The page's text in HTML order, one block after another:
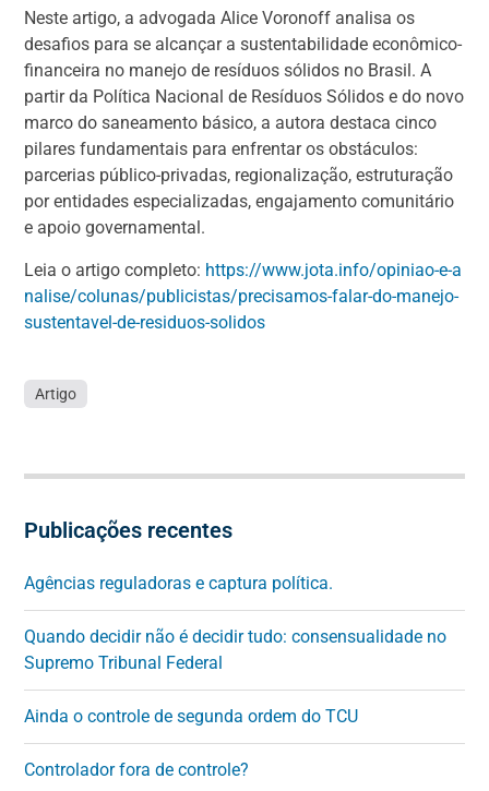
Neste artigo, a advogada Alice Voronoff analisa os
desafios para se alcançar a sustentabilidade econômico-
financeira no manejo de resíduos sólidos no Brasil. A
partir da Política Nacional de Resíduos Sólidos e do novo
marco do saneamento básico, a autora destaca cinco
pilares fundamentais para enfrentar os obstáculos:
parcerias público-privadas, regionalização, estruturação
por entidades especializadas, engajamento comunitário
e apoio governamental.
Leia o artigo completo: https://www.jota.info/opiniao-e-a
nalise/colunas/publicistas/precisamos-falar-do-manejo-
sustentavel-de-residuos-solidos
Artigo
Publicações recentes
Agências reguladoras e captura política.
Quando decidir não é decidir tudo: consensualidade no
Supremo Tribunal Federal
Ainda o controle de segunda ordem do TCU
Controlador fora de controle?